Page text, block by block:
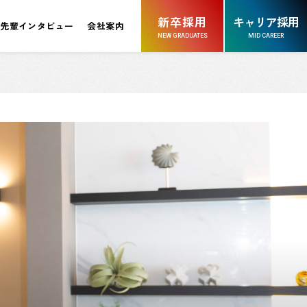
先輩インタビュー 会社案内 新卒採用
NEW GRADUATES
キャリア採用
MID CAREER